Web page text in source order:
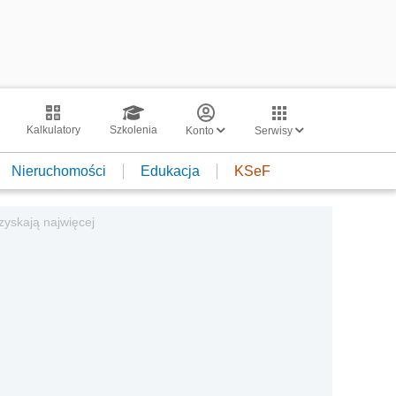
Kalkulatory Szkolenia Konto Serwisy
Nieruchomości Edukacja KSeF
najwięcej